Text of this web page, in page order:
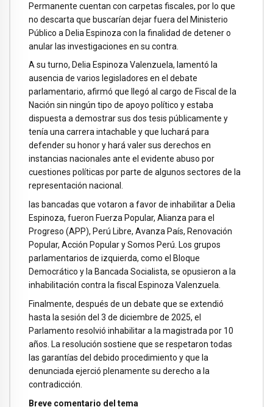
Permanente cuentan con carpetas fiscales, por lo que
no descarta que buscarían dejar fuera del Ministerio
Público a Delia Espinoza con la finalidad de detener o
anular las investigaciones en su contra.
A su turno, Delia Espinoza Valenzuela, lamentó la
ausencia de varios legisladores en el debate
parlamentario, afirmó que llegó al cargo de Fiscal de la
Nación sin ningún tipo de apoyo político y estaba
dispuesta a demostrar sus dos tesis públicamente y
tenía una carrera intachable y que luchará para
defender su honor y hará valer sus derechos en
instancias nacionales ante el evidente abuso por
cuestiones políticas por parte de algunos sectores de la
representación nacional.
las bancadas que votaron a favor de inhabilitar a Delia
Espinoza, fueron Fuerza Popular, Alianza para el
Progreso (APP), Perú Libre, Avanza País, Renovación
Popular, Acción Popular y Somos Perú. Los grupos
parlamentarios de izquierda, como el Bloque
Democrático y la Bancada Socialista, se opusieron a la
inhabilitación contra la fiscal Espinoza Valenzuela.
Finalmente, después de un debate que se extendió
hasta la sesión del 3 de diciembre de 2025, el
Parlamento resolvió inhabilitar a la magistrada por 10
años. La resolución sostiene que se respetaron todas
las garantías del debido procedimiento y que la
denunciada ejerció plenamente su derecho a la
contradicción.
Breve comentario del tema